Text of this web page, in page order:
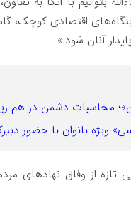
اقتصادی کوچک،
آنان شود.»
محاسبات دشمن در هم
ویژه بانوان با حضور
تازه از وفاق نهادهای